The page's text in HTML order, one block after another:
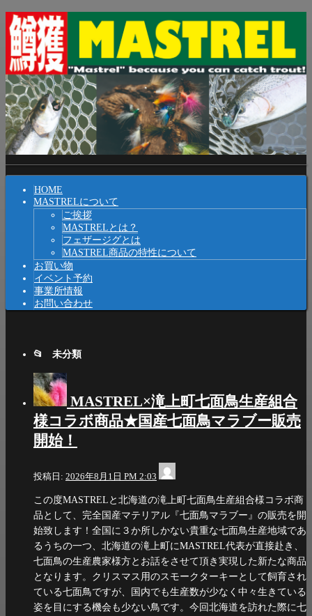
コ
ン
テ
ン
ツ
へ
ス
キ
ッ
プ
Skip
to
TEXT-
47
HOME
MASTRELについて
ご挨拶
MASTRELとは？
フェザージグとは
MASTREL商品の特性について
お買い物
イベント予約
事業所情報
お問い合わせ
未分類
MASTREL×滝上町七面鳥生産組合
様コラボ商品★国産七面鳥マラブー販売
開始！
投稿日: 2026年8月1日 PM 2:03
scale.com
この度MASTRELと北海道の滝上町七面鳥生産組合様コラボ商
品として、完全国産マテリアル『七面鳥マラブー』の販売を開
始致します！全国に３か所しかない貴重な七面鳥生産地域であ
るうちの一つ、北海道の滝上町にMASTREL代表が直接赴き、
七面鳥の生産農家様方とお話をさせて頂き実現した新たな商品
となります。クリスマス用のスモークターキーとして飼育され
ている七面鳥ですが、国内でも生産数が少なく中々生きている
姿を目にする機会も少ない鳥です。今回北海道を訪れた際に七